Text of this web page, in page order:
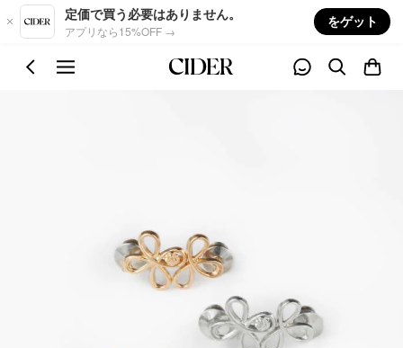
Skip to main content
定価で買う必要はありません。
アプリなら15%OFF →
をゲット